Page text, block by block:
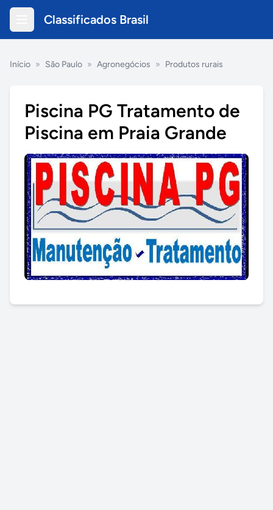
Classificados Brasil
Início » São Paulo » Agronegócios » Produtos rurais
Piscina PG Tratamento de
Piscina em Praia Grande